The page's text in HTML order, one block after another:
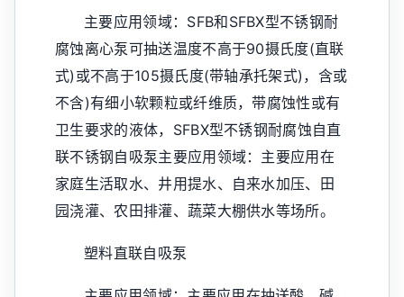
主要应用领域：SFB和SFBX型不锈钢耐
腐蚀离心泵可抽送温度不高于90摄氏度(直联
式)或不高于105摄氏度(带轴承托架式)，含或
不含)有细小软颗粒或纤维质，带腐蚀性或有
卫生要求的液体，SFBX型不锈钢耐腐蚀自直
联不锈钢自吸泵主要应用领域：主要应用在
家庭生活取水、井用提水、自来水加压、田
园浇灌、农田排灌、蔬菜大棚供水等场所。
塑料直联自吸泵